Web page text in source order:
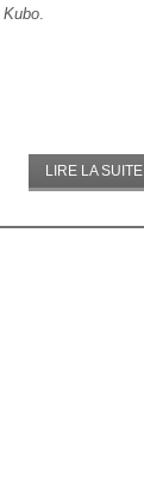
Kubo.
LIRE LA SUITE